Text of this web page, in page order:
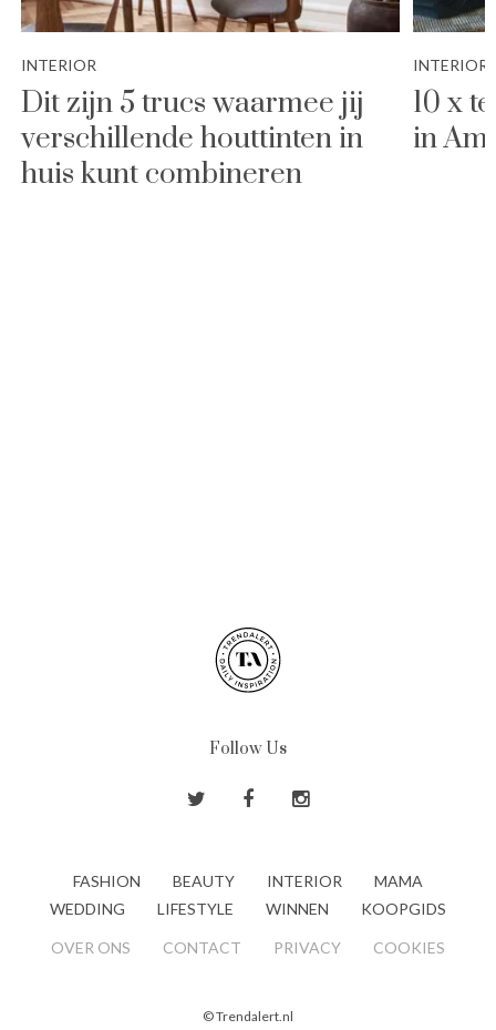
INTERIOR
Dit zijn 5 trucs waarmee jij
verschillende houttinten in
huis kunt combineren
INTERIOR
10 x
in
Follow Us
FASHION BEAUTY INTERIOR
MAMA
WEDDING
LIFESTYLE WINNEN KOOPGIDS
OVER ONS CONTACT PRIVACY COOKIES
© Trendalert.nl